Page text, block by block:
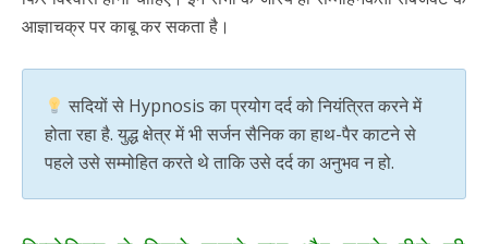
आज्ञाचक्र पर काबू कर सकता है।
सदियों से Hypnosis का प्रयोग दर्द को नियंत्रित करने में
होता रहा है. युद्ध क्षेत्र में भी सर्जन सैनिक का हाथ-पैर काटने से
पहले उसे सम्मोहित करते थे ताकि उसे दर्द का अनुभव न हो.